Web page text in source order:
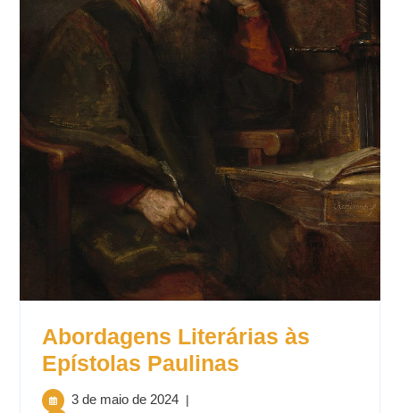
Abordagens Literárias às
Epístolas Paulinas
3 de maio de 2024 |